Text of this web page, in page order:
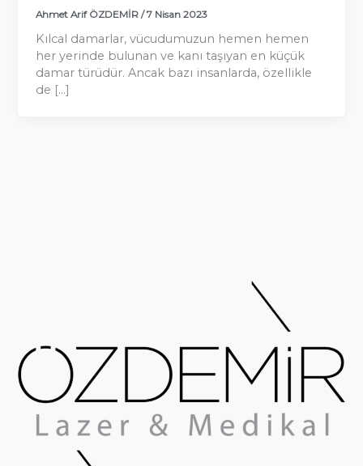
Ahmet Arif ÖZDEMİR/7 Nisan 2023
Kılcal damarlar, vücudumuzun hemen hemen
her yerinde bulunan ve kanı taşıyan en küçük
damar türüdür. Ancak bazı insanlarda, özellikle
de […]